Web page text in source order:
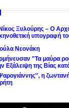
Ξυλούρης – Ο
υπογραφή
Νεονάκη
"Τα μαύρα
Εξάλειψη της Βίας
η